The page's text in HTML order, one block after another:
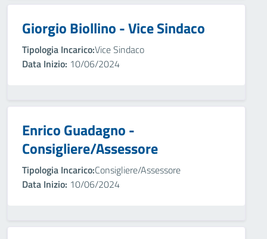
Giorgio Biollino - Vice Sindaco
Tipologia Incarico:Vice Sindaco
Data Inizio: 10/06/2024
Enrico Guadagno -
Consigliere/Assessore
Tipologia Incarico:Consigliere/Assessore
Data Inizio: 10/06/2024